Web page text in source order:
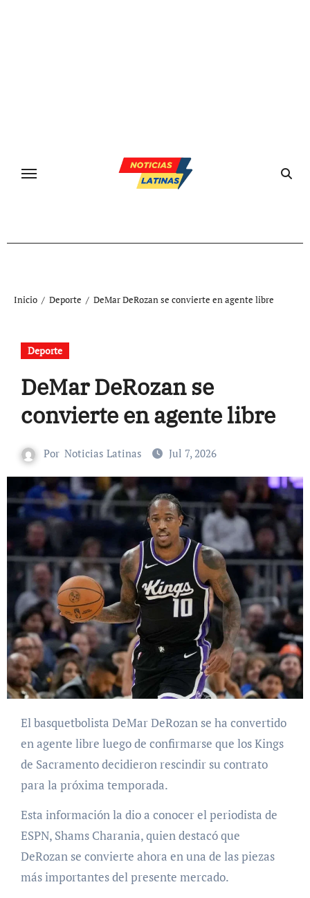
Inicio Deporte DeMar DeRozan se convierte en agente libre
Deporte
DeMar DeRozan se
convierte en agente libre
Por Noticias Latinas Jul 7, 2026
El basquetbolista DeMar DeRozan se ha convertido
en agente libre luego de confirmarse que los Kings
de Sacramento decidieron rescindir su contrato
para la próxima temporada.
Esta información la dio a conocer el periodista de
ESPN, Shams Charania, quien destacó que
DeRozan se convierte ahora en una de las piezas
más importantes del presente mercado.